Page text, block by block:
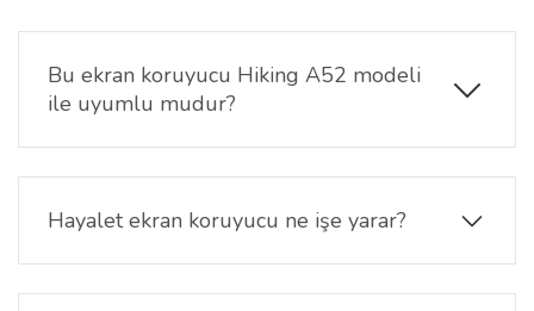
Bu ekran koruyucu Hiking A52 modeli
ile uyumlu mudur?
Evet. Ürün, Hiking A52 modelinin 6.74 inç ekran
ölçülerine uygun olarak üretilmiştir.
Hayalet ekran koruyucu ne işe yarar?
Özel gizlilik filtresi sayesinde ekran içeriğinin yan
açılardan görülmesini zorlaştırır ve kişisel